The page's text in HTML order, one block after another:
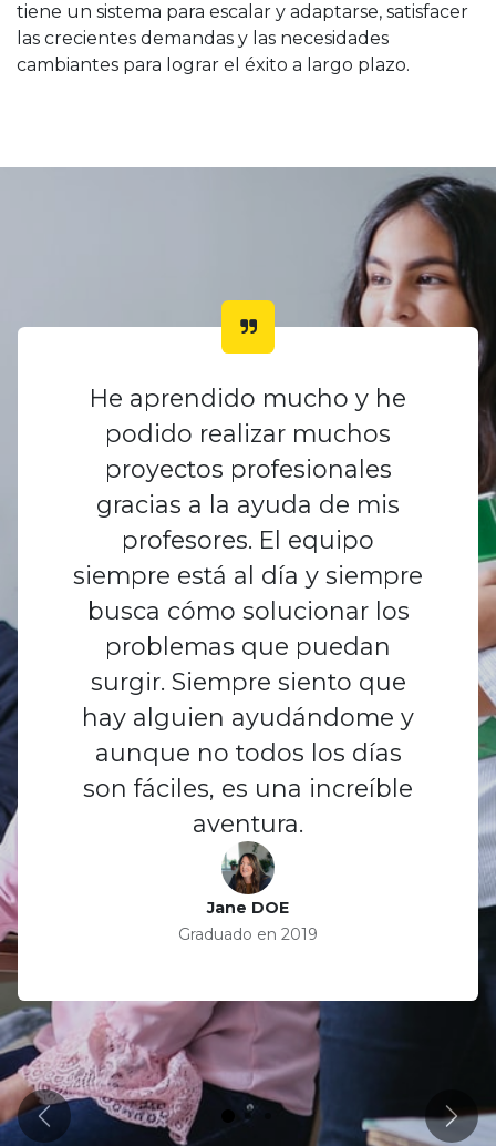
tiene un sistema para escalar y adaptarse, satisfacer
las crecientes demandas y las necesidades
cambiantes para lograr el éxito a largo plazo.
He aprendido mucho y he
podido realizar muchos
proyectos profesionales
gracias a la ayuda de mis
profesores. El equipo
siempre está al día y siempre
busca cómo solucionar los
problemas que puedan
surgir. Siempre siento que
hay alguien ayudándome y
aunque no todos los días
son fáciles, es una increíble
aventura.
Jane DOE
Graduado en 2019
Anterior